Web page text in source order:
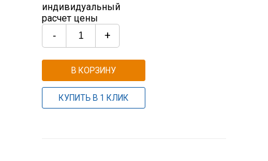
индивидуальный
расчет цены
- +
В КОРЗИНУ
КУПИТЬ В 1 КЛИК